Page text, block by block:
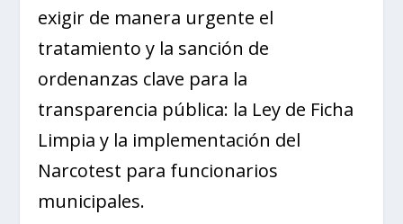
exigir de manera urgente el
tratamiento y la sanción de
ordenanzas clave para la
transparencia pública: la Ley de Ficha
Limpia y la implementación del
Narcotest para funcionarios
municipales.